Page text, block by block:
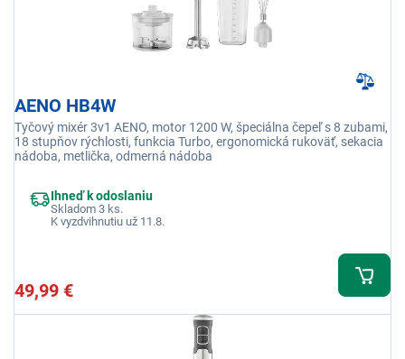
AENO HB4W
Tyčový mixér 3v1 AENO, motor 1200 W, špeciálna čepeľ s 8 zubami,
18 stupňov rýchlosti, funkcia Turbo, ergonomická rukoväť, sekacia
nádoba, metlička, odmerná nádoba
Ihneď k odoslaniu
Skladom 3 ks.
K vyzdvihnutiu už 11.8.
49,99 €